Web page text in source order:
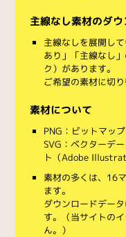
主線なし素材のダ
主線なしを展開し
あり」「主線なし
ク）があります。
ご希望の素材に切
素材について
PNG：ビットマッ
SVG：ベクターデ
ト（Adobe
素材の多くは、16
ます。
ダウンロードデー
す。（当サイトの
ん。）